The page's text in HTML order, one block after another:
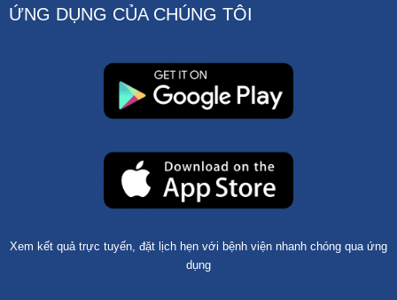
ỨNG DỤNG CỦA CHÚNG TÔI
Xem kết quả trực tuyến, đặt lịch hẹn với bệnh viện nhanh chóng qua ứng
dụng